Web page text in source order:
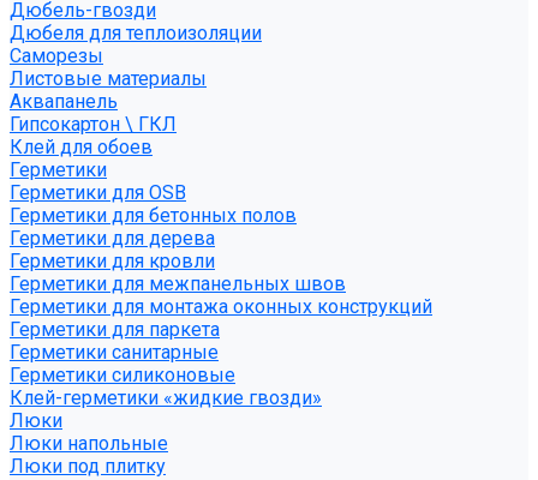
Дюбель-гвозди
Дюбеля для теплоизоляции
Саморезы
Листовые материалы
Аквапанель
Гипсокартон \ ГКЛ
Клей для обоев
Герметики
Герметики для OSB
Герметики для бетонных полов
Герметики для дерева
Герметики для кровли
Герметики для межпанельных швов
Герметики для монтажа оконных конструкций
Герметики для паркета
Герметики санитарные
Герметики силиконовые
Клей-герметики «жидкие гвозди»
Люки
Люки напольные
Люки под плитку